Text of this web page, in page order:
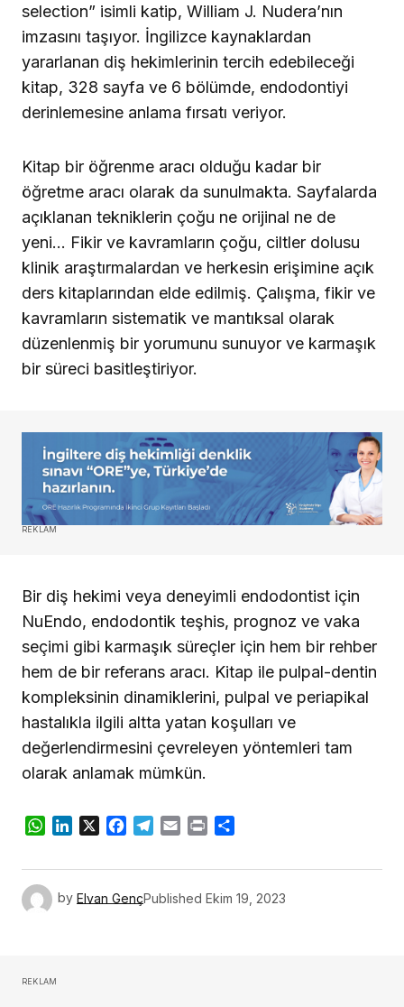
selection” isimli katip, William J. Nudera’nın
imzasını taşıyor. İngilizce kaynaklardan
yararlanan diş hekimlerinin tercih edebileceği
kitap, 328 sayfa ve 6 bölümde, endodontiyi
derinlemesine anlama fırsatı veriyor.
Kitap bir öğrenme aracı olduğu kadar bir
öğretme aracı olarak da sunulmakta. Sayfalarda
açıklanan tekniklerin çoğu ne orijinal ne de
yeni… Fikir ve kavramların çoğu, ciltler dolusu
klinik araştırmalardan ve herkesin erişimine açık
ders kitaplarından elde edilmiş. Çalışma, fikir ve
kavramların sistematik ve mantıksal olarak
düzenlenmiş bir yorumunu sunuyor ve karmaşık
bir süreci basitleştiriyor.
REKLAM
Bir diş hekimi veya deneyimli endodontist için
NuEndo, endodontik teşhis, prognoz ve vaka
seçimi gibi karmaşık süreçler için hem bir rehber
hem de bir referans aracı. Kitap ile pulpal-dentin
kompleksinin dinamiklerini, pulpal ve periapikal
hastalıkla ilgili altta yatan koşulları ve
değerlendirmesini çevreleyen yöntemleri tam
olarak anlamak mümkün.
WhatsApp
LinkedIn
X Facebook
Telegram
Email Print
by Elvan GençPublished Ekim 19, 2023
REKLAM